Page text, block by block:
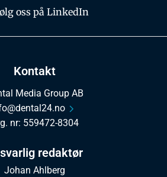
Kontakt
Media Group AB
nr: 559472-8304
redaktør
Johan Ahlberg
oss på LinkedIn